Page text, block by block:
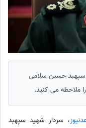
سپهبد حسین سلامی
ملاحظه می کنید.
،‌ سردار شهید سپهبد